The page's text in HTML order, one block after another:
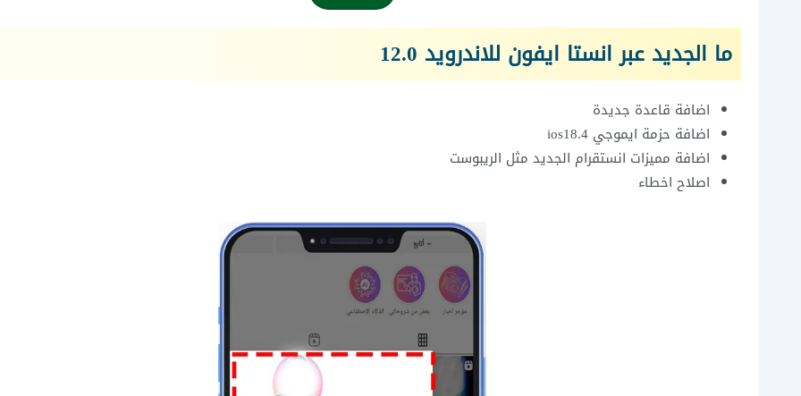
ما الجديد عبر انستا ايفون للاندرويد 12.0
اضافة قاعدة جديدة
اضافة حزمة ايموجي ios18.4
اضافة مميزات انستقرام الجديد مثل الريبوست
اصلاح اخطاء